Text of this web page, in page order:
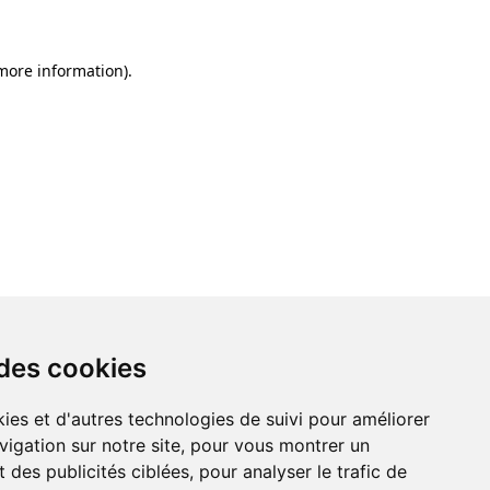
cookies
et d'autres technologies de suivi pour améliorer
sur notre site, pour vous montrer un
des publicités ciblées, pour analyser le trafic de
information).